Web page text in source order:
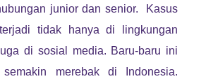
junior dan senior. Kasus
tidak hanya di lingkungan
di sosial media. Baru-baru ini
semakin merebak di Indonesia.